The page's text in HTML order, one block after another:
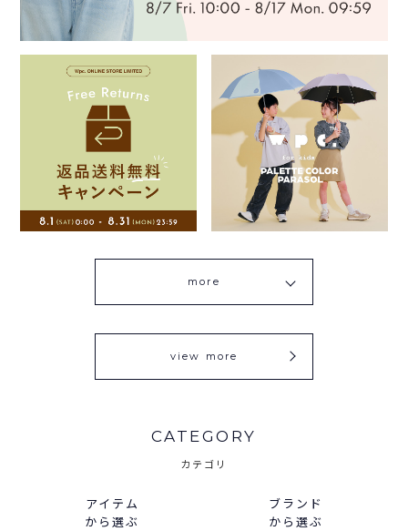
more
view more
CATEGORY
カテゴリ
アイテム
から選ぶ
ブランド
から選ぶ